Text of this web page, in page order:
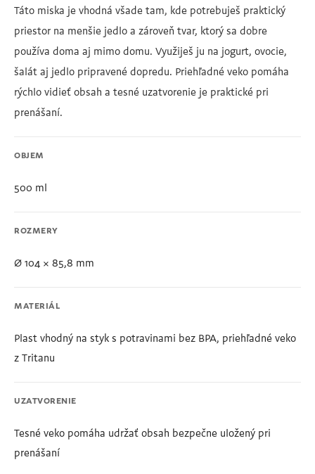
Táto miska je vhodná všade tam, kde potrebuješ praktický
priestor na menšie jedlo a zároveň tvar, ktorý sa dobre
používa doma aj mimo domu. Využiješ ju na jogurt, ovocie,
šalát aj jedlo pripravené dopredu. Priehľadné veko pomáha
rýchlo vidieť obsah a tesné uzatvorenie je praktické pri
prenášaní.
OBJEM
500 ml
ROZMERY
Ø 104 × 85,8 mm
MATERIÁL
Plast vhodný na styk s potravinami bez BPA, priehľadné veko
z Tritanu
UZATVORENIE
Tesné veko pomáha udržať obsah bezpečne uložený pri
prenášaní